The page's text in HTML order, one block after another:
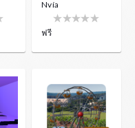
Nvía
ฟรี